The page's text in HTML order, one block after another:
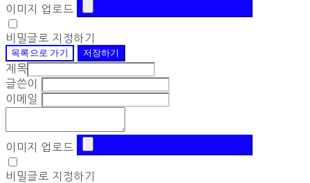
이미지 업로드
비밀글로 지정하기
목록으로 가기
저장하기
제목
글쓴이
이메일
이미지 업로드
비밀글로 지정하기